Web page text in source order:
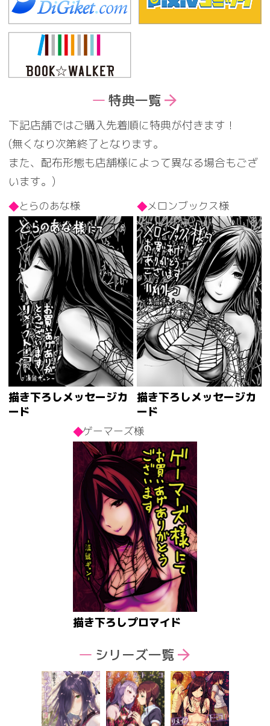
特典一覧
下記店舗ではご購入先着順に特典が付きます！
(無くなり次第終了となります。
また、配布形態も店舗様によって異なる場合もござ
います。)
とらのあな様
描き下ろしメッセージカ
ード
メロンブックス様
描き下ろしメッセージカ
ード
ゲーマーズ様
描き下ろしプロマイド
シリーズ一覧